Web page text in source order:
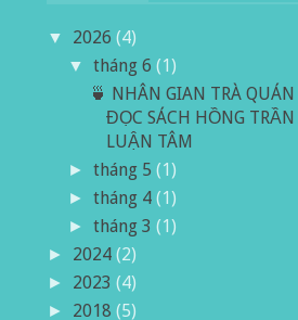
▼ 2026 (4)
▼tháng 6(1)
🍵 NHÂN GIAN TRÀ QUÁN
ĐỌC SÁCH HỒNG TRẦN
LUẬN TÂM
►tháng 5(1)
►tháng 4(1)
►tháng 3(1)
► 2024 (2)
► 2023 (4)
► 2018 (5)